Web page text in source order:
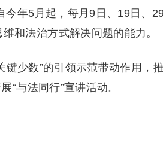
今年5月起，每月9日、19日、
和法治方式解决问题的能力。
键少数”的引领示范带动作用，
“与法同行”宣讲活动。